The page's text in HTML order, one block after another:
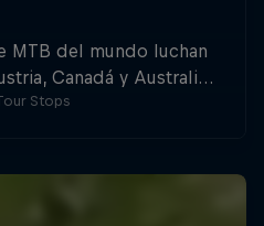
MTB del mundo luchan
Canadá y Australia
del Slopestyle.
Stops